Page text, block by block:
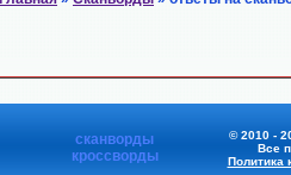
сканворды
кроссворды
© 2010 -
Все
Политика